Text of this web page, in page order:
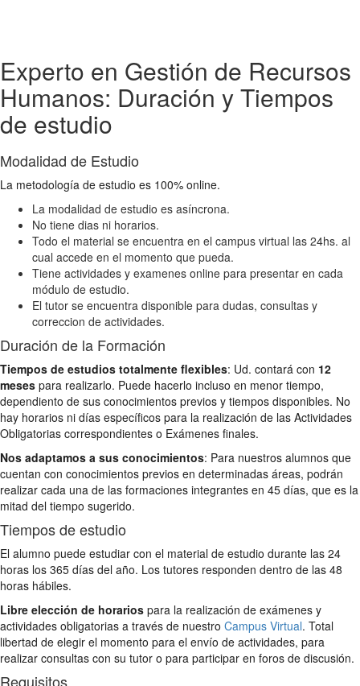
Experto en Gestión de Recursos
Humanos: Duración y Tiempos
de estudio
Modalidad de Estudio
La metodología de estudio es 100% online.
La modalidad de estudio es asíncrona.
No tiene dias ni horarios.
Todo el material se encuentra en el campus virtual las 24hs. al
cual accede en el momento que pueda.
Tiene actividades y examenes online para presentar en cada
módulo de estudio.
El tutor se encuentra disponible para dudas, consultas y
correccion de actividades.
Duración de la Formación
Tiempos de estudios totalmente flexibles: Ud. contará con 12
meses para realizarlo. Puede hacerlo incluso en menor tiempo,
dependiento de sus conocimientos previos y tiempos disponibles. No
hay horarios ni días específicos para la realización de las Actividades
Obligatorias correspondientes o Exámenes finales.
Nos adaptamos a sus conocimientos: Para nuestros alumnos que
cuentan con conocimientos previos en determinadas áreas, podrán
realizar cada una de las formaciones integrantes en 45 días, que es la
mitad del tiempo sugerido.
Tiempos de estudio
El alumno puede estudiar con el material de estudio durante las 24
horas los 365 días del año. Los tutores responden dentro de las 48
horas hábiles.
Libre elección de horarios para la realización de exámenes y
actividades obligatorias a través de nuestro Campus Virtual. Total
libertad de elegir el momento para el envío de actividades, para
realizar consultas con su tutor o para participar en foros de discusión.
Requisitos